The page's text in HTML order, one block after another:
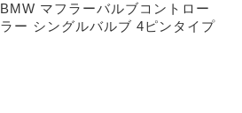
BMW マフラーバルブコントロー
ラー シングルバルブ 4ピンタイプ